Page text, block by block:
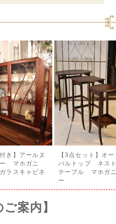
付き】アールヌ
マホガニ
ラスキャビネ
【3点セット】オー
バルトップ ネスト
テーブル マホガニ
ー
案内】